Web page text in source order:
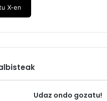
X-en
Udaz ondo gozatu!